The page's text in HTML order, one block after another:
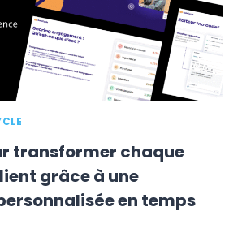
transformer chaque
grâce à une
en temps